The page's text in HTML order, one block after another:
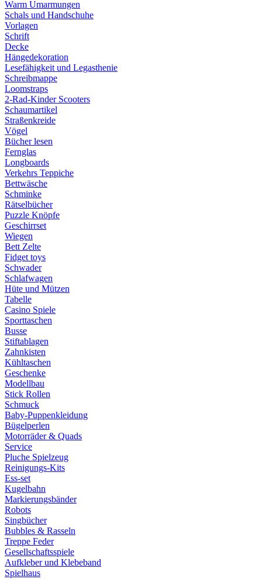
Warm Umarmungen
Schals und Handschuhe
Vorlagen
Schrift
Decke
Hängedekoration
Lesefähigkeit und Legasthenie
Schreibmappe
Loomstraps
2-Rad-Kinder Scooters
Schaumartikel
Straßenkreide
Vögel
Bücher lesen
Fernglas
Longboards
Verkehrs Teppiche
Bettwäsche
Schminke
Rätselbücher
Puzzle Knöpfe
Geschirrset
Wiegen
Bett Zelte
Fidget toys
Schwader
Schlafwagen
Hüte und Mützen
Tabelle
Casino Spiele
Sporttaschen
Busse
Stiftablagen
Zahnkisten
Kühltaschen
Geschenke
Modellbau
Stick Rollen
Schmuck
Baby-Puppenkleidung
Bügelperlen
Motorräder & Quads
Service
Pluche Spielzeug
Reinigungs-Kits
Ess-set
Kugelbahn
Markierungsbänder
Robots
Singbücher
Bubbles & Rasseln
Treppe Feder
Gesellschaftsspiele
Aufkleber und Klebeband
Spielhaus